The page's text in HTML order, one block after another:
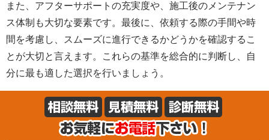
また、アフターサポートの充実度や、施工後のメンテナン
ス体制も大切な要素です。最後に、依頼する際の手間や時
間を考慮し、スムーズに進行できるかどうかを確認するこ
とが大切と言えます。これらの基準を総合的に判断し、自
分に最も適した選択を行いましょう。